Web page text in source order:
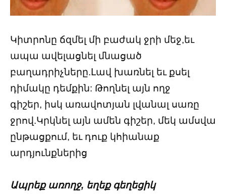
Կիտրոնը ճզմել մի բաժակ ջրի մեջ,եւ
ապա ավելացնել մնացած
բաղադրիչները.Լավ խառնել եւ քսել
դիմակը դեմքին: Թողնել այն ողջ
գիշեր, իսկ առավոտյան լվանալ սառը
ջրով.Կրկնել այն ամեն գիշեր, մեկ ամսվա
ընթացքում, եւ դուք կհիանաք
արդյունքներից
Ապրեք առողջ, եղեք գեղեցիկ